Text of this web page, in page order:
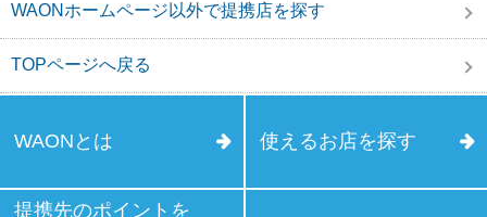
WAONホームページ以外で提携店を探す
TOPページへ戻る